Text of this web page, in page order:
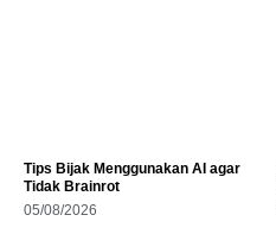
Tips Bijak Menggunakan AI agar
Tidak Brainrot
05/08/2026